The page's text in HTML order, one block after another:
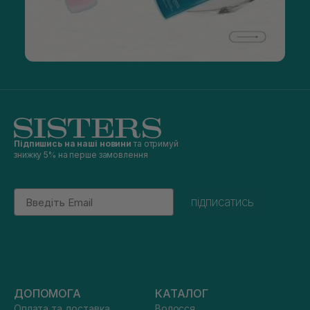
Підпишись на наші новини та отримуй
знижку 5% на перше замовлення
Email
підписатись
ДОПОМОГА КАТАЛОГ